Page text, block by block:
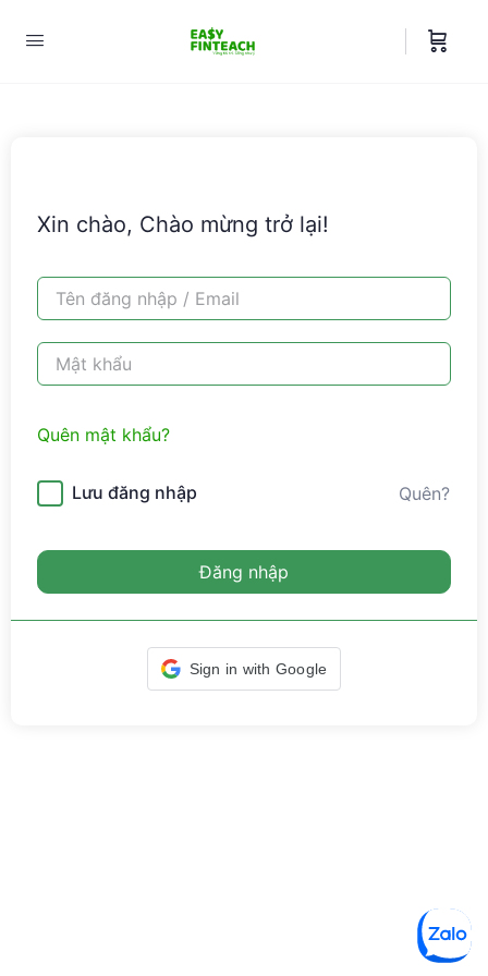
Xin chào, Chào mừng trở lại!
Quên mật khẩu?
Lưu đăng nhập Quên?
Đăng nhập
Sign in with Google